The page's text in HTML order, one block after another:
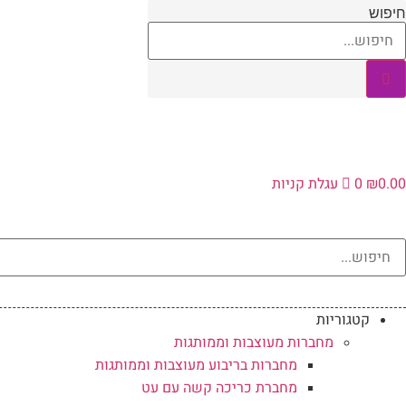
דלג
לתוכן
חיפוש
₪0.00
0 עגלת קניות
קטגוריות
מחברות מעוצבות וממותגות
מחברות בריבוע מעוצבות וממותגות
מחברת כריכה קשה עם עט